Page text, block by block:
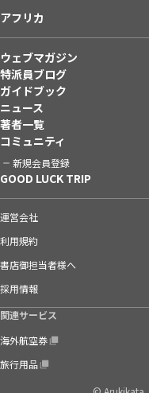
アフリカ
ウェブマガジン
特派員ブログ
ガイドブック
ニュース
著者一覧
コミュニティ
新規会員登録
GOOD LUCK TRIP
運営会社
利用規約
書店御担当者様へ
採用情報
関連サービス
海外航空券
旅行用品